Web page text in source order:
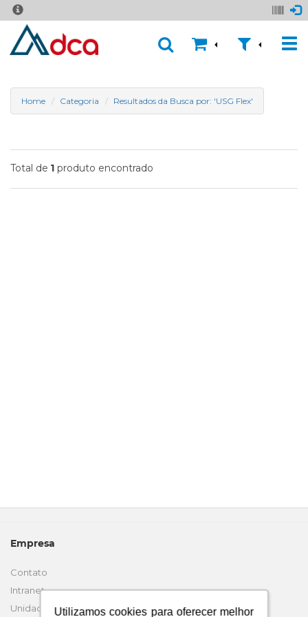
Utilizamos cookies para oferecer melhor
Utilizamos cookies para oferecer melhor
Home Categoria Resultados da Busca por: 'USG Flex'
Total de 1 produto encontrado
Empresa
Contato
Intranet
Unidades